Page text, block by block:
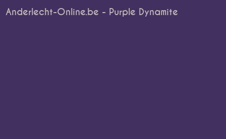
Anderlecht-Online.be - Purple Dynamite